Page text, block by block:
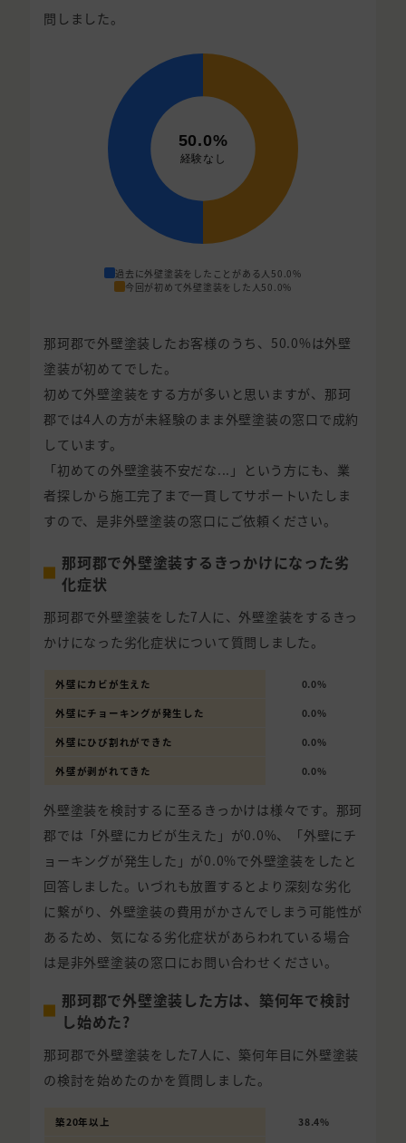
問しました。
過去に外壁塗装をしたことがある人 50.0%
今回が初めて外壁塗装をした人 50.0%
那珂郡で外壁塗装したお客様のうち、50.0%は外壁
塗装が初めてでした。
初めて外壁塗装をする方が多いと思いますが、那珂
郡では4人の方が未経験のまま外壁塗装の窓口で成約
しています。
「初めての外壁塗装不安だな...」という方にも、業
者探しから施工完了まで一貫してサポートいたしま
すので、是非外壁塗装の窓口にご依頼ください。
那珂郡で外壁塗装するきっかけになった劣
化症状
那珂郡で外壁塗装をした7人に、外壁塗装をするきっ
かけになった劣化症状について質問しました。
外壁にカビが生えた 0.0%
外壁にチョーキングが発生した 0.0%
外壁にひび割れができた 0.0%
外壁が剥がれてきた 0.0%
外壁塗装を検討するに至るきっかけは様々です。那珂
郡では「外壁にカビが生えた」が0.0%、「外壁にチ
ョーキングが発生した」が0.0%で外壁塗装をしたと
回答しました。いづれも放置するとより深刻な劣化
に繋がり、外壁塗装の費用がかさんでしまう可能性が
あるため、気になる劣化症状があらわれている場合
は是非外壁塗装の窓口にお問い合わせください。
那珂郡で外壁塗装した方は、築何年で検討
し始めた?
那珂郡で外壁塗装をした7人に、築何年目に外壁塗装
の検討を始めたのかを質問しました。
築20年以上 38.4%